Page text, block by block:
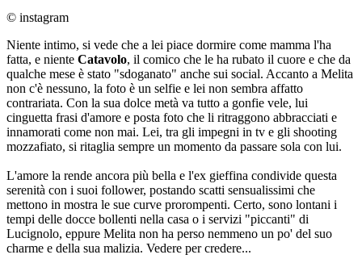
© instagram
Niente intimo, si vede che a lei piace dormire come mamma l'ha
fatta, e niente Catavolo, il comico che le ha rubato il cuore e che da
qualche mese è stato "sdoganato" anche sui social. Accanto a Melita
non c'è nessuno, la foto è un selfie e lei non sembra affatto
contrariata. Con la sua dolce metà va tutto a gonfie vele, lui
cinguetta frasi d'amore e posta foto che li ritraggono abbracciati e
innamorati come non mai. Lei, tra gli impegni in tv e gli shooting
mozzafiato, si ritaglia sempre un momento da passare sola con lui.
L'amore la rende ancora più bella e l'ex gieffina condivide questa
serenità con i suoi follower, postando scatti sensualissimi che
mettono in mostra le sue curve prorompenti. Certo, sono lontani i
tempi delle docce bollenti nella casa o i servizi "piccanti" di
Lucignolo, eppure Melita non ha perso nemmeno un po' del suo
charme e della sua malizia. Vedere per credere...